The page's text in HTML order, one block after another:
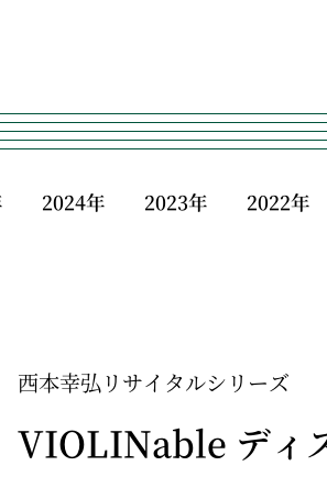
2024年 2023年 2022年
西本幸弘リサイタルシリーズ
VIOLINable ディ